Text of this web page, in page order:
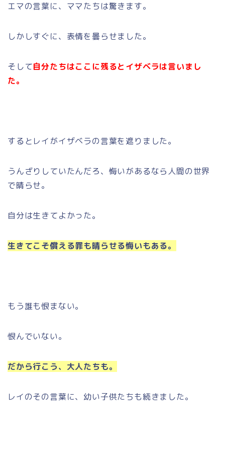
エマの言葉に、ママたちは驚きます。
しかしすぐに、表情を曇らせました。
そして自分たちはここに残るとイザベラは言いまし
た。
するとレイがイザベラの言葉を遮りました。
うんざりしていたんだろ、悔いがあるなら人間の世界
で晴らせ。
自分は生きてよかった。
生きてこそ償える罪も晴らせる悔いもある。
もう誰も恨まない。
恨んでいない。
だから行こう、大人たちも。
レイのその言葉に、幼い子供たちも続きました。